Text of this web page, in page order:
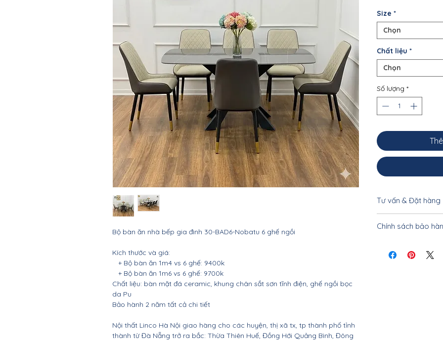
Bộ bàn ăn nhà bếp gia đình 30-BAD6-Nobatu 6 ghế ngồi
Kích thước và giá:
+ Bộ bàn ăn 1m4 vs 6 ghế: 9400k
+ Bộ bàn ăn 1m6 vs 6 ghế: 9700k
Chất liệu: bàn mặt đá ceramic, khung chân sắt sơn tĩnh điện, ghế ngồi bọc
da Pu
Bảo hành 2 năm tất cả chi tiết
Nội thất Linco Hà Nội giao hàng cho các huyện, thị xã tx, tp thành phố tỉnh
thành từ Đà Nẵng trở ra bắc: Thừa Thiên Huế, Đồng Hới Quảng Bình, Đông
Size *
Chọn
Chất liệu *
Chọn
Số lượng *
Tư vấn & Đặt hàng
khách vui lòng liên
Chính sách bảo